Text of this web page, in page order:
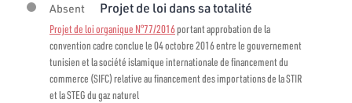
Absent Projet de loi dans sa totalité
Projet de loi organique N°77/2016portant approbation de la
convention cadre conclue le 04 octobre 2016 entre le gouvernement
tunisien et la société islamique internationale de financement du
commerce (SIFC) relative au financement des importations de la STIR
et la STEG du gaz naturel